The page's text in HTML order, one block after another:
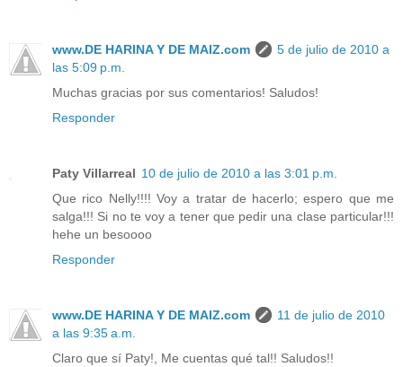
www.DE HARINA Y DE MAIZ.com
5 de julio de 2010 a
las 5:09 p.m.
Muchas gracias por sus comentarios! Saludos!
Responder
Paty Villarreal 10 de julio de 2010 a las 3:01 p.m.
Que rico Nelly!!!! Voy a tratar de hacerlo; espero que me
salga!!! Si no te voy a tener que pedir una clase particular!!!
hehe un besoooo
Responder
www.DE HARINA Y DE MAIZ.com
11 de julio de 2010
a las 9:35 a.m.
Claro que sí Paty!, Me cuentas qué tal!! Saludos!!